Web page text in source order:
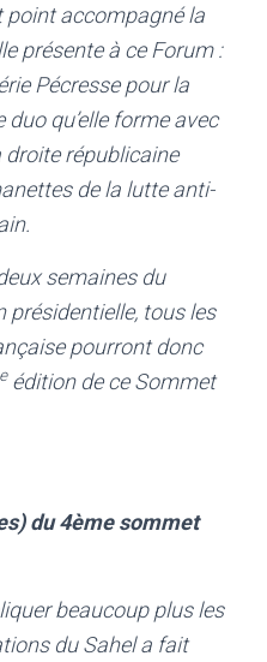
point accompagné la
présente à ce Forum :
Pécresse pour la
duo qu’elle forme avec
droite républicaine
de la lutte anti-
semaines du
présidentielle, tous les
pourront donc
édition de ce Sommet
du 4ème sommet
beaucoup plus les
du Sahel a fait